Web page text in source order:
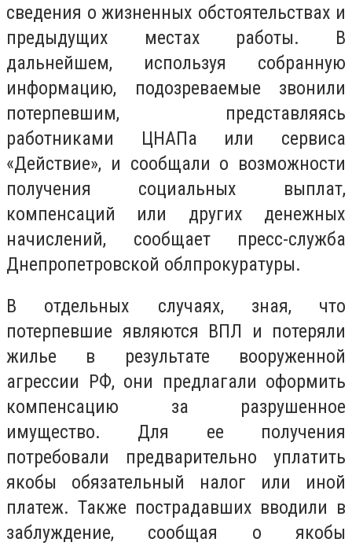
сведения о жизненных обстоятельствах и
предыдущих местах работы. В
дальнейшем, используя собранную
информацию, подозреваемые звонили
потерпевшим, представляясь
работниками ЦНАПа или сервиса
«Действие», и сообщали о возможности
получения социальных выплат,
компенсаций или других денежных
начислений, сообщает пресс-служба
Днепропетровской облпрокуратуры.
В отдельных случаях, зная, что
потерпевшие являются ВПЛ и потеряли
жилье в результате вооруженной
агрессии РФ, они предлагали оформить
компенсацию за разрушенное
имущество. Для ее получения
потребовали предварительно уплатить
якобы обязательный налог или иной
платеж. Также пострадавших вводили в
заблуждение, сообщая о якобы